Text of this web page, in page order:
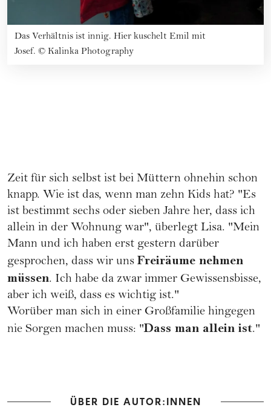
Das Verhältnis ist innig. Hier kuschelt Emil mit
Josef. © Kalinka Photography
Zeit für sich selbst ist bei Müttern ohnehin schon
knapp. Wie ist das, wenn man zehn Kids hat? "Es
ist bestimmt sechs oder sieben Jahre her, dass ich
allein in der Wohnung war", überlegt Lisa. "Mein
Mann und ich haben erst gestern darüber
gesprochen, dass wir uns Freiräume nehmen
müssen. Ich habe da zwar immer Gewissensbisse,
aber ich weiß, dass es wichtig ist."
Worüber man sich in einer Großfamilie hingegen
nie Sorgen machen muss: "Dass man allein ist."
ÜBER DIE AUTOR:INNEN